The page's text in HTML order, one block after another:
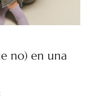
no) en una